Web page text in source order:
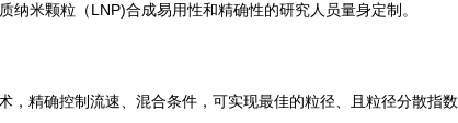
纳米颗粒（LNP)合成易用性和精确性的研究人员量身定制。
精确控制流速、混合条件，可实现最佳的粒径、且粒径分散指数